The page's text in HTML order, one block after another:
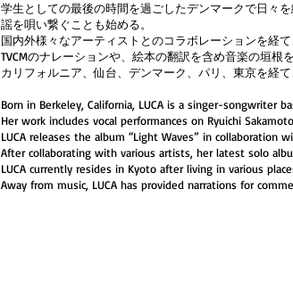
学生としての最後の時間を過ごしたデンマークで日々
謡を唄い繋ぐことも始める。
国内外様々なアーティストとのコラボレーションを経
TVCMのナレーションや、絵本の翻訳を含め音楽の垣根
カリフォルニア、仙台、デンマーク、パリ、東京を経て
Born in Berkeley, California, LUCA is a singer-songwriter
Her work includes vocal performances on Ryuichi
LUCA releases the album “Light Waves” in collaboration
After collaborating with various artists, her latest solo
LUCA currently resides in Kyoto after living in various
Away from music, LUCA has provided narrations for